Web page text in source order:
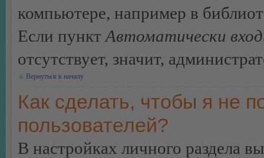
компьютере, например в
Если пункт Автоматически
отсутствует, значит,
Вернуться к началу
Как сделать, чтобы я не
пользователей?
В настройках личного раздела